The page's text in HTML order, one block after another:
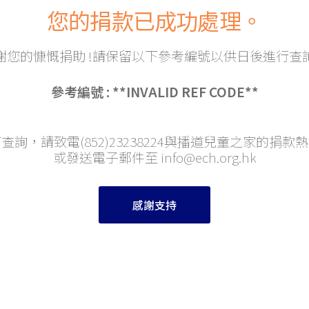
您的捐款已成功處理。
您的慷慨捐助 !請保留以下參考編號以供日後進行查
參考編號: **INVALID REF CODE**
詢，請致電(852)23238224與播道兒童之家的捐款熱
或發送電子郵件至 info@ech.org.hk
感謝支持